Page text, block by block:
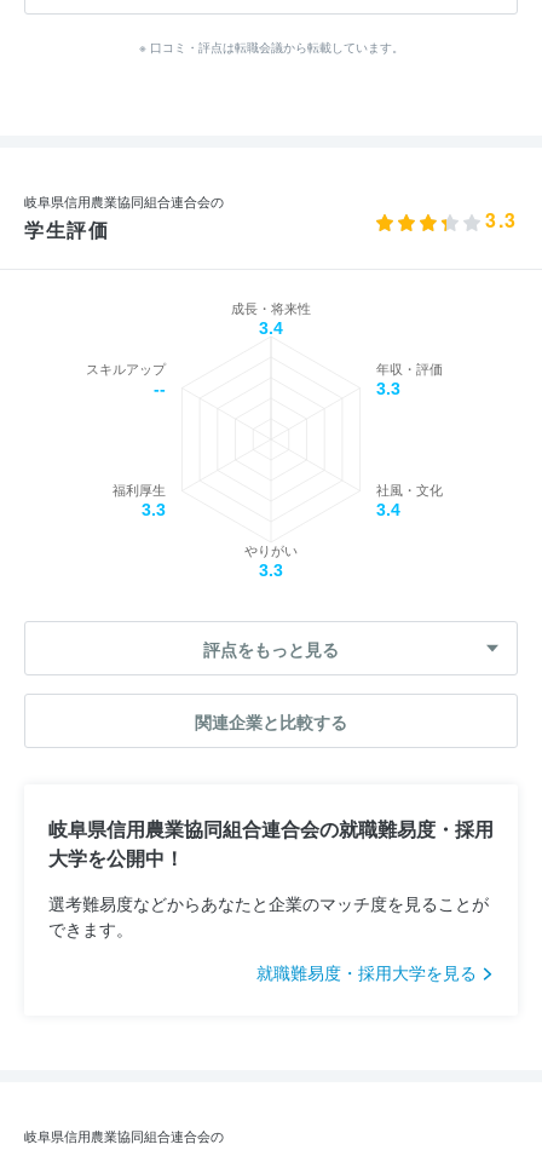
※ 口コミ・評点は転職会議から転載しています。
岐阜県信用農業協同組合連合会の
学生評価 3.3
成長・将来性
3.4
年収・評価
3.3
社風・文化
3.4
やりがい
3.3
福利厚生
3.3
スキルアップ
--
評点をもっと見る
関連企業と比較する
岐阜県信用農業協同組合連合会の就職難易度・採用
大学を公開中！
選考難易度などからあなたと企業のマッチ度を見ることが
できます。
就職難易度・採用大学を見る
岐阜県信用農業協同組合連合会の